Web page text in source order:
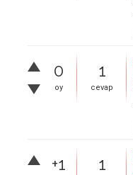
0
oy
1
cevap
+1 1